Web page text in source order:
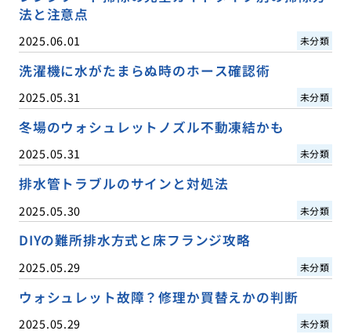
法と注意点
2025.06.01 未分類
洗濯機に水がたまらぬ時のホース確認術
2025.05.31 未分類
冬場のウォシュレットノズル不動凍結かも
2025.05.31 未分類
排水管トラブルのサインと対処法
2025.05.30 未分類
DIYの難所排水方式と床フランジ攻略
2025.05.29 未分類
ウォシュレット故障？修理か買替えかの判断
2025.05.29 未分類